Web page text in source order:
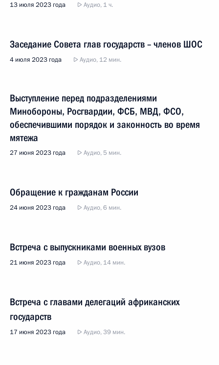
13 июля 2023 года Аудио, 1 ч.
Заседание Совета глав государств – членов ШОС
4 июля 2023 года Аудио, 12 мин.
Выступление перед подразделениями
Минобороны, Росгвардии, ФСБ, МВД, ФСО,
обеспечившими порядок и законность во время
мятежа
27 июня 2023 года Аудио, 5 мин.
Обращение к гражданам России
24 июня 2023 года Аудио, 6 мин.
Встреча с выпускниками военных вузов
21 июня 2023 года Аудио, 14 мин.
Встреча с главами делегаций африканских
государств
17 июня 2023 года Аудио, 39 мин.